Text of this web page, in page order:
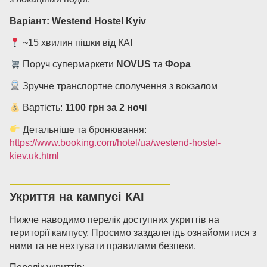
Варіант: Westend Hostel Kyiv
~15 хвилин пішки від КАІ
Поруч супермаркети NOVUS таФора
Зручне транспортне сполучення з вокзалом
Вартість: 1100 грн за 2 ночі
Детальніше та бронювання:
https://www.booking.com/hotel/ua/westend-hostel-
kiev.uk.html
Укриття на кампусі КАІ
Нижче наводимо перелік доступних укриттів на
території кампусу. Просимо заздалегідь ознайомитися з
ними та не нехтувати правилами безпеки.